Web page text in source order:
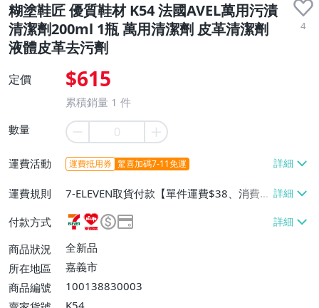
糊塗鞋匠 優質鞋材 K54 法國AVEL萬用污漬
清潔劑200ml 1瓶 萬用清潔劑 皮革清潔劑
液體皮革去污劑
4
定價 $615
累積銷量 1 件
數量
運費活動 運費抵用券 驚喜加碼7-11免運
運費規則
7-ELEVEN取貨付款【單件運費$38、消費滿
$800免運費】、萊爾富取貨付款【單件運
費$60、消費滿$800免運費】、宅配/貨運
【單件運費$70、消費滿$800免運費】、面
交/自取/不寄送【免運費】
付款方式
商品狀況
全新品
所在地區
嘉義市
商品編號
100138830003